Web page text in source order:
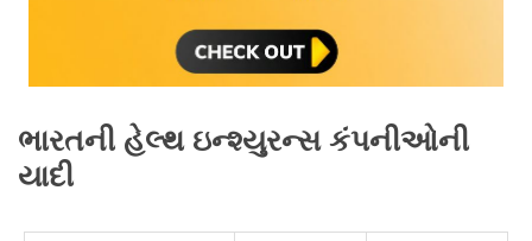
ભારતની હેલ્થ ઇન્શ્યુરન્સ કંપનીઓની
યાદી